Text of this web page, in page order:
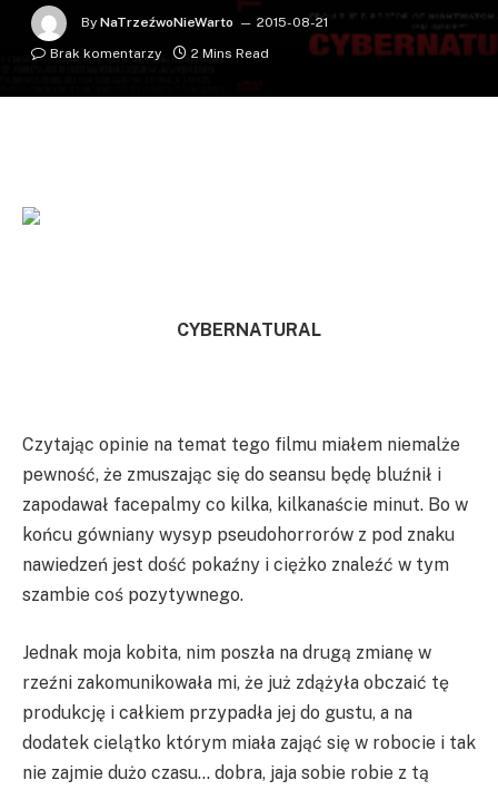
By NaTrzeźwoNieWarto
2015-08-21
Brak komentarzy
2 Mins Read
CYBERNATURAL
Czytając opinie na temat tego filmu miałem niemalże
pewność, że zmuszając się do seansu będę bluźnił i
zapodawał facepalmy co kilka, kilkanaście minut. Bo w
końcu gówniany wysyp pseudohorrorów z pod znaku
nawiedzeń jest dość pokaźny i ciężko znaleźć w tym
szambie coś pozytywnego.
Jednak moja kobita, nim poszła na drugą zmianę w
rzeźni zakomunikowała mi, że już zdążyła obczaić tę
produkcję i całkiem przypadła jej do gustu, a na
dodatek cielątko którym miała zająć się w robocie i tak
nie zajmie dużo czasu… dobra, jaja sobie robie z tą